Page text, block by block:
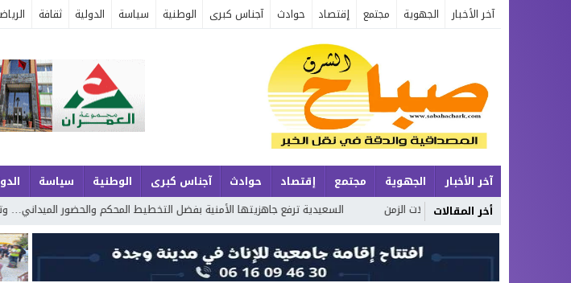
آخر الأخبار الجهوية مجتمع إقتصاد حوادث آجناس كبرى الوطنية سياسة الدولية ثقافة
آخر الأخبار الجهوية مجتمع إقتصاد حوادث آجناس كبرى الوطنية سياسة
أخر المقالات
وتحولات الزمن السعيدية ترفع جاهزيتها الأمنية بفضل التخطيط المحكم والحضور الميداني… وترسم ملامح